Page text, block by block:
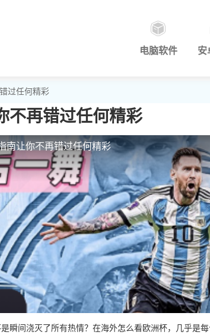
电脑软件 安
过任何精彩
不再错过任何精彩
南让你不再错过任何精彩
瞬间浇灭了所有热情？在海外怎么看欧洲杯，几乎是